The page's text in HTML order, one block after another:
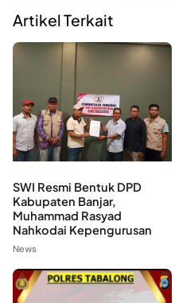
Artikel Terkait
SWI Resmi Bentuk DPD
Kabupaten Banjar,
Muhammad Rasyad
Nahkodai Kepengurusan
News